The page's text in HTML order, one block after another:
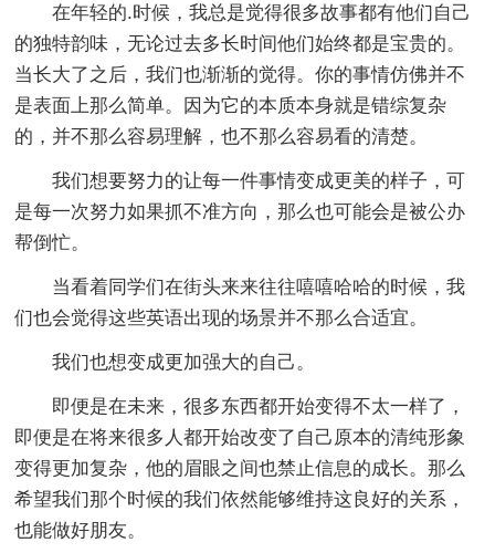
在年轻的.时候，我总是觉得很多故事都有他们自己
的独特韵味，无论过去多长时间他们始终都是宝贵的。
当长大了之后，我们也渐渐的觉得。你的事情仿佛并不
是表面上那么简单。因为它的本质本身就是错综复杂
的，并不那么容易理解，也不那么容易看的清楚。
我们想要努力的让每一件事情变成更美的样子，可
是每一次努力如果抓不准方向，那么也可能会是被公办
帮倒忙。
当看着同学们在街头来来往往嘻嘻哈哈的时候，我
们也会觉得这些英语出现的场景并不那么合适宜。
我们也想变成更加强大的自己。
即便是在未来，很多东西都开始变得不太一样了，
即便是在将来很多人都开始改变了自己原本的清纯形象
变得更加复杂，他的眉眼之间也禁止信息的成长。那么
希望我们那个时候的我们依然能够维持这良好的关系，
也能做好朋友。